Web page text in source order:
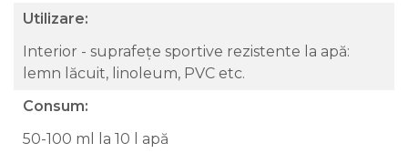
Utilizare:
Interior - suprafețe sportive rezistente la apă:
lemn lăcuit, linoleum, PVC etc.
Consum:
50-100 ml la 10 l apă